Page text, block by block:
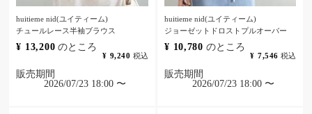
huitieme nid(ユイティーム)
チュールレース半袖ブラウス
¥ 13,200 のところ
¥ 9,240 税込
販売期間
2026/07/23 18:00 〜
huitieme nid(ユイティーム)
ジョーゼットドロストプルオーバー
¥ 10,780 のところ
¥ 7,546 税込
販売期間
2026/07/23 18:00 〜